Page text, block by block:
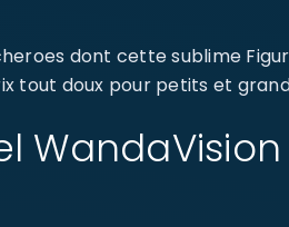
dont cette sublime
tout doux pour petits et